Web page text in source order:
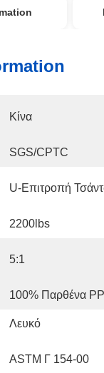
Κίνα
SGS/CPTC
U-Επιτροπή
2200lbs
5:1
100% Παρθένα PP
Λευκό
ASTM Γ 154-00